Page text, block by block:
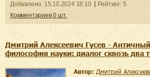
Добавленo: 15.10.2024 18:10 Рейтинг: 5
Комментариев0 шт.
Дмитрий Алексеевич Гусев -
философия науки: диалог сквозь два
Автор:
Дмитрий